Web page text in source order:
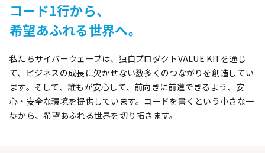
コード1行から、
希望あふれる世界へ。
私たちサイバーウェーブは、独自プロダクトVALUE KITを通じ
て、ビジネスの成長に欠かせない数多くのつながりを創造してい
ます。そして、誰もが安心して、前向きに前進できるよう、安
心・安全な環境を提供しています。コードを書くという小さな一
歩から、希望あふれる世界を切り拓きます。